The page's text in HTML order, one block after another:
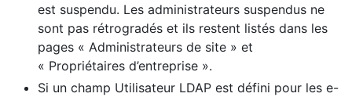
est suspendu. Les administrateurs suspendus ne
sont pas rétrogradés et ils restent listés dans les
pages « Administrateurs de site » et
« Propriétaires d’entreprise ».
Si un champ Utilisateur LDAP est défini pour les e-